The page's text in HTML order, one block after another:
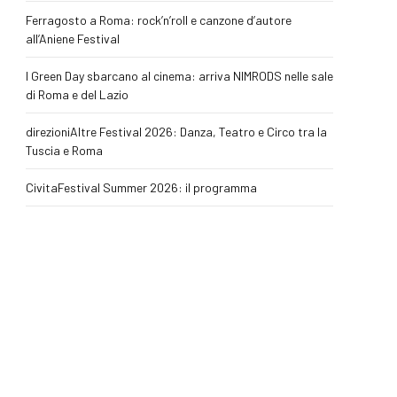
Ferragosto a Roma: rock’n’roll e canzone d’autore
all’Aniene Festival
I Green Day sbarcano al cinema: arriva NIMRODS nelle sale
di Roma e del Lazio
direzioniAltre Festival 2026: Danza, Teatro e Circo tra la
Tuscia e Roma
CivitaFestival Summer 2026: il programma